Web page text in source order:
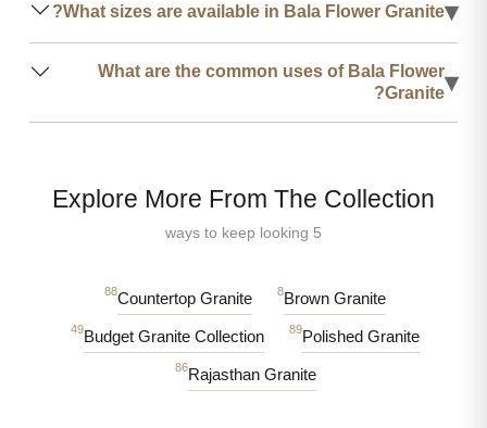
▾
What sizes are available in Bala Flower Granite?
▾
What are the common uses of Bala Flower
Granite?
Explore More From The Collection
5 ways to keep looking
Brown Granite
8
Countertop Granite
88
Polished Granite
89
Budget Granite Collection
49
Rajasthan Granite
86